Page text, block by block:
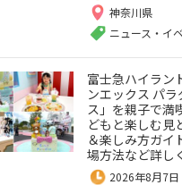
神奈川県
ニュース・イ
富士急ハイラン
ンエックス パラ
ス」を親子で満
どもと楽しむ見
＆楽しみ方ガ
場方法など詳し
2026年8月7日